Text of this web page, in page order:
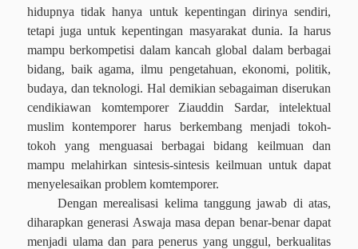
hidupnya tidak hanya untuk kepentingan dirinya sendiri,
tetapi juga untuk kepentingan masyarakat dunia. Ia harus
mampu berkompetisi dalam kancah global dalam berbagai
bidang, baik agama, ilmu pengetahuan, ekonomi, politik,
budaya, dan teknologi. Hal demikian sebagaiman diserukan
cendikiawan komtemporer Ziauddin Sardar, intelektual
muslim kontemporer harus berkembang menjadi tokoh-
tokoh yang menguasai berbagai bidang keilmuan dan
mampu melahirkan sintesis-sintesis keilmuan untuk dapat
menyelesaikan problem komtemporer.
Dengan merealisasi kelima tanggung jawab di atas,
diharapkan generasi Aswaja masa depan benar-benar dapat
menjadi ulama dan para penerus yang unggul, berkualitas